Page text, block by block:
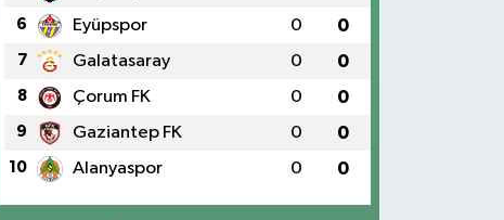
Körfez’de Hırsızlık Suçundan
6 Eyüpspor 0 0
7 Galatasaray 0 0
8 Çorum FK 0 0
9 Gaziantep FK 0 0
10 Alanyaspor 0 0